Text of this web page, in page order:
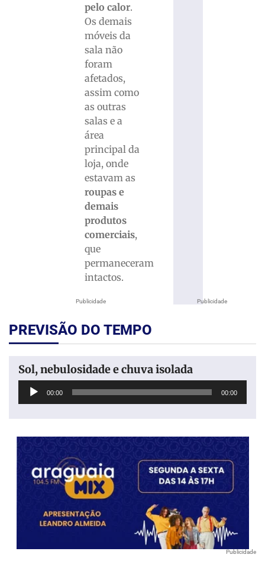
Publicidade
pelo calor.
Os demais
móveis da
sala não
foram
afetados,
assim como
as outras
salas e a
área
principal da
loja, onde
estavam as
roupas e
demais
produtos
comerciais,
que
permaneceram
intactos.
Publicidade
PREVISÃO DO TEMPO
Sol, nebulosidade e chuva isolada
Tocador
00:00 00:00
Publicidade